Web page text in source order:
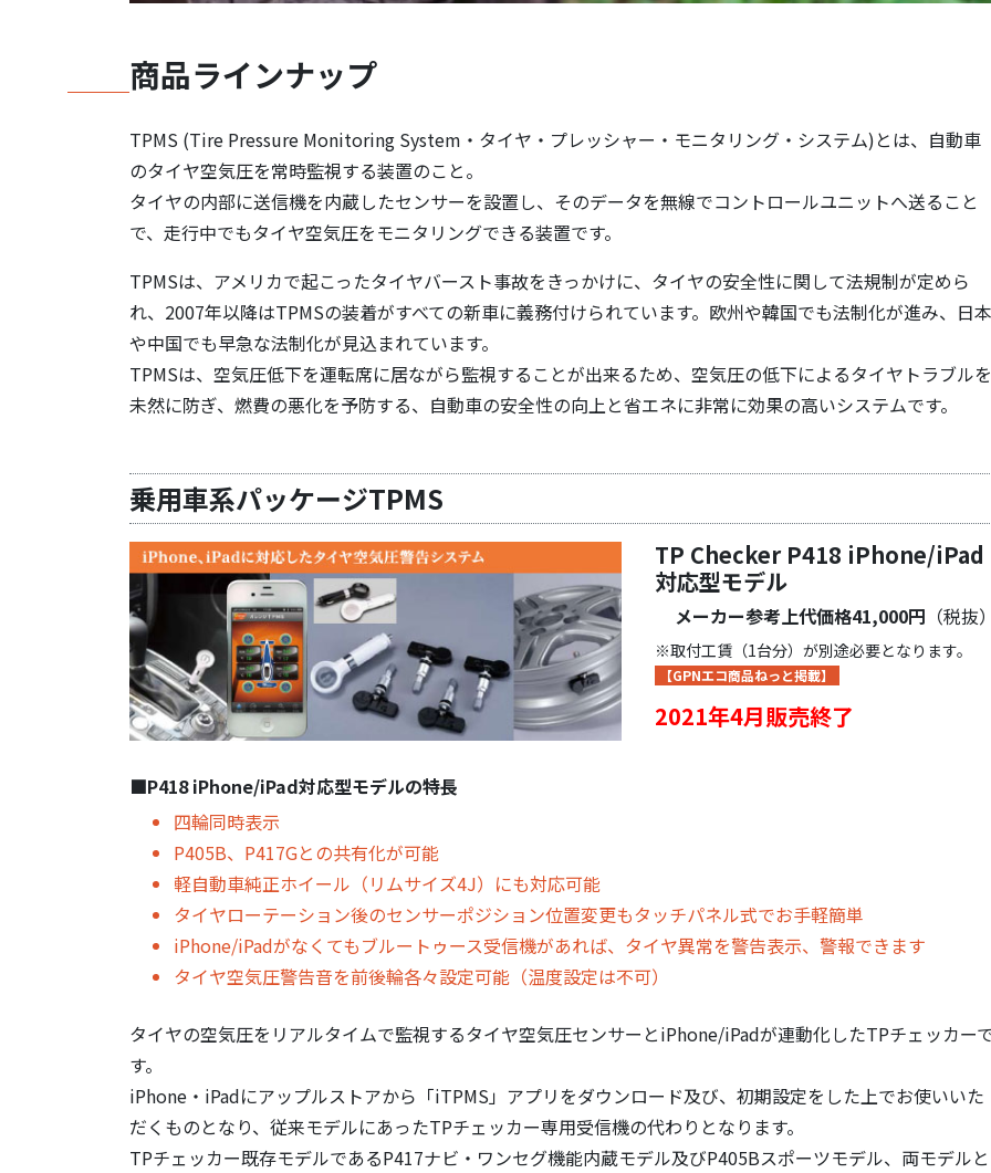
商品ラインナップ
TPMS (Tire Pressure Monitoring System・タイヤ・プレッシャー・モニタリング・システム)とは、自動車
のタイヤ空気圧を常時監視する装置のこと。
タイヤの内部に送信機を内蔵したセンサーを設置し、そのデータを無線でコントロールユニットへ送ること
で、走行中でもタイヤ空気圧をモニタリングできる装置です。
TPMSは、アメリカで起こったタイヤバースト事故をきっかけに、タイヤの安全性に関して法規制が定めら
れ、2007年以降はTPMSの装着がすべての新車に義務付けられています。欧州や韓国でも法制化が進み、日本
や中国でも早急な法制化が見込まれています。
TPMSは、空気圧低下を運転席に居ながら監視することが出来るため、空気圧の低下によるタイヤトラブルを
未然に防ぎ、燃費の悪化を予防する、自動車の安全性の向上と省エネに非常に効果の高いシステムです。
乗用車系パッケージTPMS
TP Checker P418 iPhone/iPad
対応型モデル
メーカー参考上代価格41,000円 （税抜
※取付工賃（1台分）が別途必要となります。
【GPNエコ商品ねっと掲載】
2021年4月販売終了
■P418 iPhone/iPad対応型モデルの特長
四輪同時表示
P405B、P417Gとの共有化が可能
軽自動車純正ホイール（リムサイズ4J）にも対応可能
タイヤローテーション後のセンサーポジション位置変更もタッチパネル式でお手軽簡単
iPhone/iPadがなくてもブルートゥース受信機があれば、タイヤ異常を警告表示、警報できます
タイヤ空気圧警告音を前後輪各々設定可能（温度設定は不可）
タイヤの空気圧をリアルタイムで監視するタイヤ空気圧センサーとiPhone/iPadが連動化したTPチェッカー
す。
iPhone・iPadにアップルストアから「iTPMS」アプリをダウンロード及び、初期設定をした上でお使いいた
だくものとなり、従来モデルにあったTPチェッカー専用受信機の代わりとなります。
TPチェッカー既存モデルであるP417ナビ・ワンセグ機能内蔵モデル及びP405Bスポーツモデル、両モデルと